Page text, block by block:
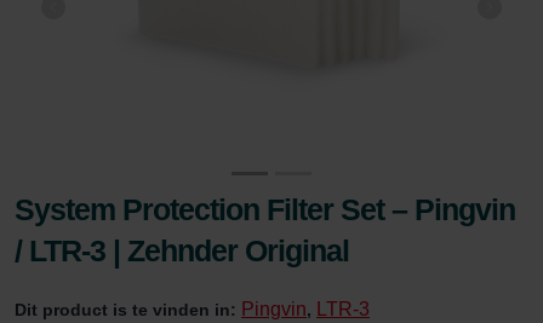
System Protection Filter Set – Pingvin
/ LTR-3 | Zehnder Original
Dit product is te vinden in: Pingvin, LTR-3